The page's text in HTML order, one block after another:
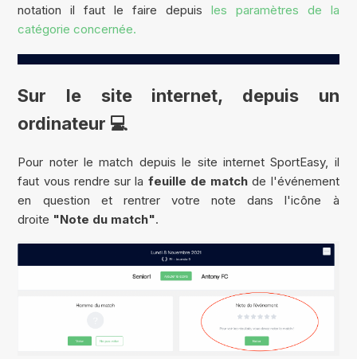
notation il faut le faire depuis les paramètres de la
catégorie concernée.
Sur le site internet, depuis un
ordinateur 💻
Pour noter le match depuis le site internet SportEasy, il
faut vous rendre sur la feuille de match de l'événement
en question et rentrer votre note dans l'icône à
droite "Note du match".